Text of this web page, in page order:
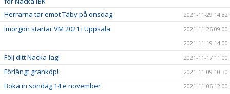
Herrarna tar emot Täby på onsdag 2021-11-29 14:32
Imorgon startar VM 2021 i Uppsala
2021-11-26 09:00
2021-11-19 14:00
Följ ditt Nacka-lag! 2021-11-17 11:00
Förlängt granköp! 2021-11-09 10:30
Boka in söndag 14:e november 2021-11-06 12:00